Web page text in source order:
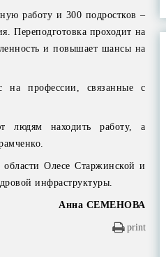
работу и 300 подростков –
Переподготовка проходит на
и повышает шансы на
профессии, связанные с
людям находить работу, а
области Олесе Старжинской и
инфраструктуры.
Анна СЕМЕНОВА
print